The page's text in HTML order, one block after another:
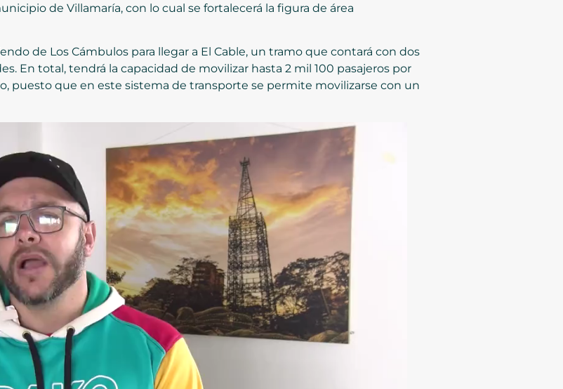
de Villamaría, con lo cual se fortalecerá la figura de área
de Los Cámbulos para llegar a El Cable, un tramo que contará con dos
En total, tendrá la capacidad de movilizar hasta 2 mil 100 pasajeros por
puesto que en este sistema de transporte se permite movilizarse con un